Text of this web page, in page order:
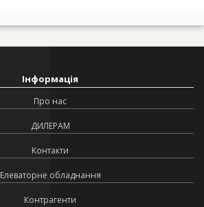
Інформація
Про нас
ДИЛЕРАМ
Контакти
Елеваторне обладнання
Контрагенти